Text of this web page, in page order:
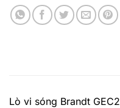
Lò vi sóng Brandt